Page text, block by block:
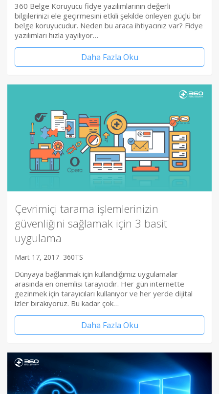
360 Belge Koruyucu fidye yazılımlarının değerli
bilgilerinizi ele geçirmesini etkili şekilde önleyen güçlü bir
belge koruyucudur. Neden bu araca ihtiyacınız var? Fidye
yazılımları hızla yayılıyor…
Daha Fazla Oku
Çevrimiçi tarama işlemlerinizin
güvenliğini sağlamak için 3 basit
uygulama
Mart 17, 2017 360TS
Dünyaya bağlanmak için kullandığımız uygulamalar
arasında en önemlisi tarayıcıdır. Her gün internette
gezinmek için tarayıcıları kullanıyor ve her yerde dijital
izler bırakıyoruz. Bu kadar çok…
Daha Fazla Oku